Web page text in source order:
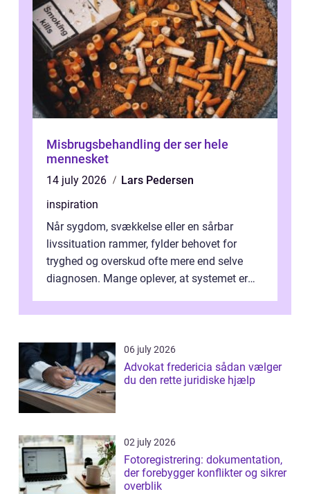
Misbrugsbehandling der ser hele
mennesket
14 july 2026
Lars Pedersen
inspiration
Når sygdom, svækkelse eller en sårbar
livssituation rammer, fylder behovet for
tryghed og overskud ofte mere end selve
diagnosen. Mange oplever, at systemet er
06 july 2026
Advokat fredericia sådan vælger
du den rette juridiske hjælp
02 july 2026
Fotoregistrering: dokumentation,
der forebygger konflikter og sikrer
overblik